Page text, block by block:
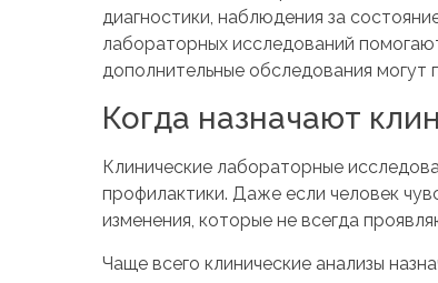
диагностики, наблюдения за
лабораторных исследований
дополнительные обследования могут
Когда назначают
Клинические лабораторные
профилактики. Даже если человек
изменения, которые не всегда
Чаще всего клинические анализы